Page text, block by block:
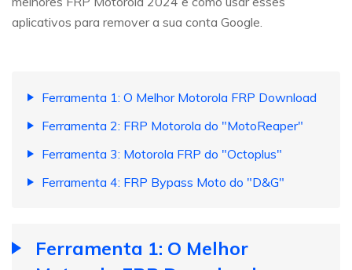
aplicativos para remover a sua conta Google.
Ferramenta 1: O Melhor Motorola FRP Download
Ferramenta 2: FRP Motorola do "MotoReaper"
Ferramenta 3: Motorola FRP do "Octoplus"
Ferramenta 4: FRP Bypass Moto do "D&G"
Ferramenta 1: O Melhor